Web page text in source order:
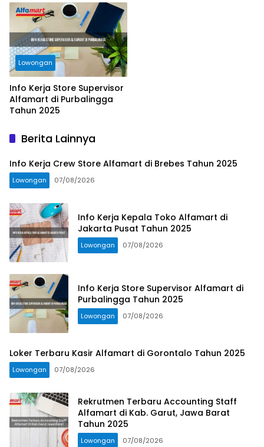
Lowongan
Info Kerja Store Supervisor
Alfamart di Purbalingga
Tahun 2025
Berita Lainnya
Info Kerja Crew Store Alfamart di Brebes Tahun 2025
Lowongan 07/08/2026
Info Kerja Kepala Toko Alfamart di
Jakarta Pusat Tahun 2025
Lowongan 07/08/2026
Info Kerja Store Supervisor Alfamart di
Purbalingga Tahun 2025
Lowongan 07/08/2026
Loker Terbaru Kasir Alfamart di Gorontalo Tahun 2025
Lowongan 07/08/2026
Rekrutmen Terbaru Accounting Staff
Alfamart di Kab. Garut, Jawa Barat
Tahun 2025
Lowongan 07/08/2026